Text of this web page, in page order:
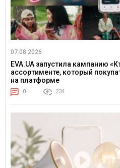
07.08.2026
EVA.UA запустила кампанию
ассортименте, который
на платформе
0 234